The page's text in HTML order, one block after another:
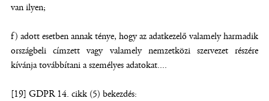
van ilyen;
f) adott esetben annak ténye, hogy az adatkezelő valamely harmadik
országbeli címzett vagy valamely nemzetközi szervezet részére
kívánja továbbítani a személyes adatokat....
[19] GDPR 14. cikk (5) bekezdés: